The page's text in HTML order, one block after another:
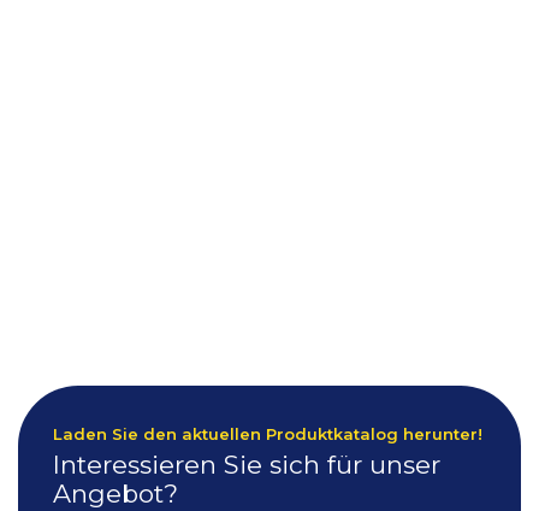
Laden Sie den aktuellen Produktkatalog herunter!
Interessieren Sie sich für unser
Angebot?